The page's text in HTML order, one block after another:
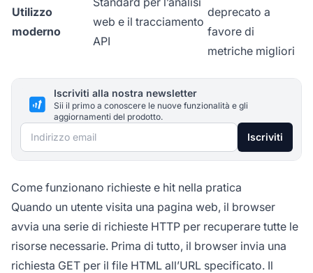
Utilizzo
moderno
web e il tracciamento
API
deprecato a
favore di
metriche migliori
Iscriviti alla nostra newsletter
Sii il primo a conoscere le nuove funzionalità e gli
aggiornamenti del prodotto.
Indirizzo email Iscriviti
Come funzionano richieste e hit nella pratica
Quando un utente visita una pagina web, il browser
avvia una serie di richieste HTTP per recuperare tutte le
risorse necessarie. Prima di tutto, il browser invia una
richiesta GET per il file HTML all’URL specificato. Il